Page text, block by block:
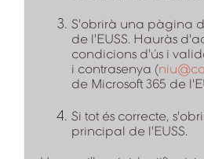
S'obrirà una pàgina
de l'EUSS. Hauràs
condicions d'ús i
i contrasenya (
de Microsoft 365 de
Si tot és correcte,
principal de l'EUSS.